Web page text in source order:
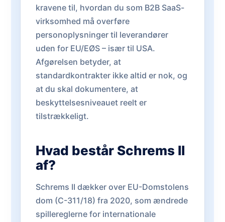
kravene til, hvordan du som B2B SaaS-
virksomhed må overføre
personoplysninger til leverandører
uden for EU/EØS – især til USA.
Afgørelsen betyder, at
standardkontrakter ikke altid er nok, og
at du skal dokumentere, at
beskyttelsesniveauet reelt er
tilstrækkeligt.
Hvad består Schrems II
af?
Schrems II dækker over EU-Domstolens
dom (C-311/18) fra 2020, som ændrede
spillereglerne for internationale